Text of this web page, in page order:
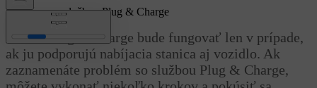
Problémy so službou Plug & Charge
Služba Plug & Charge bude fungovať len v prípade,
ak ju podporujú nabíjacia stanica aj vozidlo. Ak
zaznamenáte problém so službou Plug & Charge,